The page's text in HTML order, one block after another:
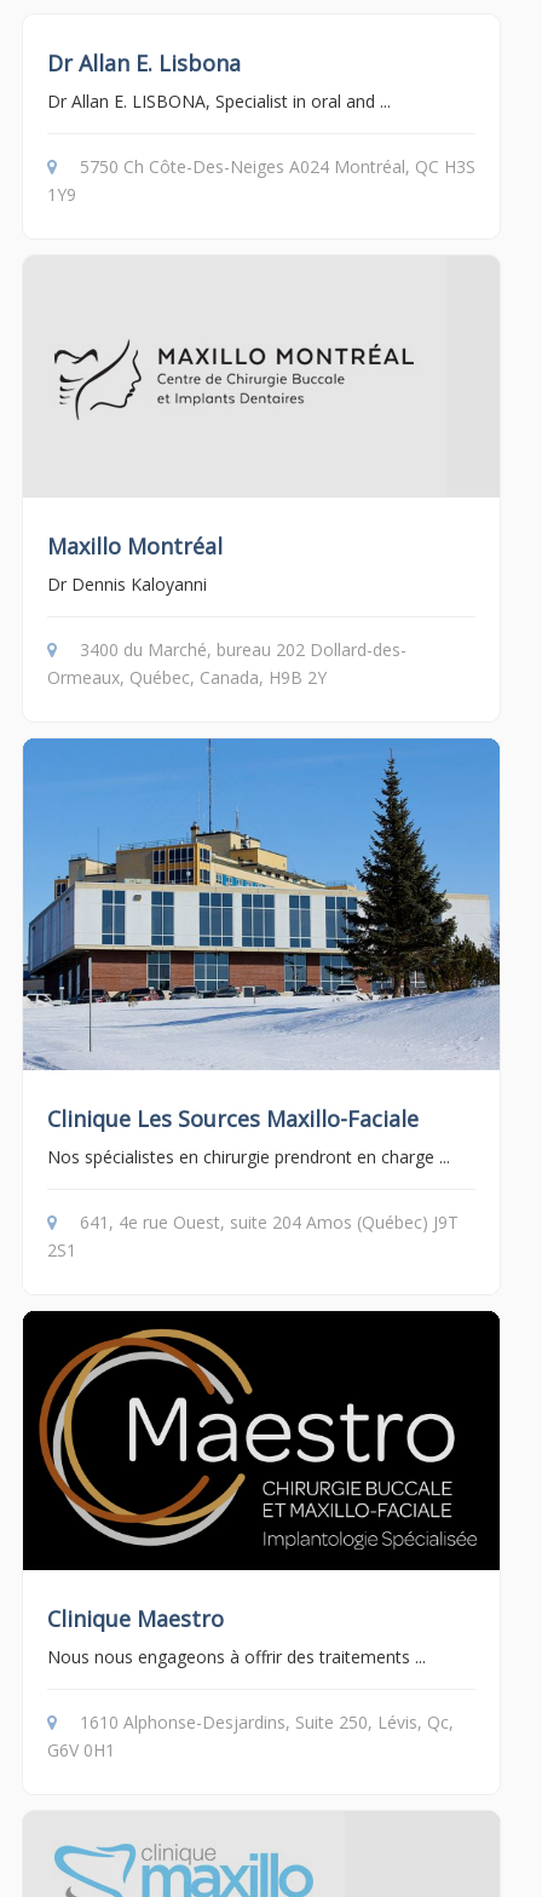
Dr Allan E. Lisbona
Dr Allan E. LISBONA, Specialist in oral and ...
5750 Ch Côte-Des-Neiges A024 Montréal, QC H3S
1Y9
Maxillo Montréal
Dr Dennis Kaloyanni
3400 du Marché, bureau 202 Dollard-des-
Ormeaux, Québec, Canada, H9B 2Y
Clinique Les Sources Maxillo-Faciale
Nos spécialistes en chirurgie prendront en charge ...
641, 4e rue Ouest, suite 204 Amos (Québec) J9T
2S1
Clinique Maestro
Nous nous engageons à offrir des traitements ...
1610 Alphonse-Desjardins, Suite 250, Lévis, Qc,
G6V 0H1